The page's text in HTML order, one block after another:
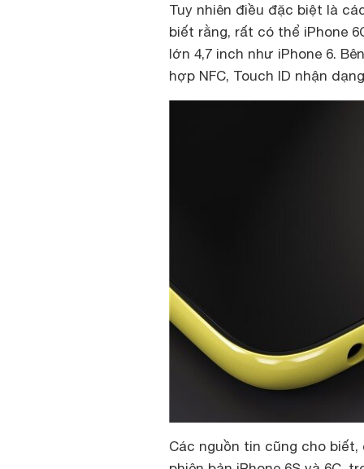
Tuy nhiên điều đặc biệt là
biết rằng, rất có thể iPhone
lớn 4,7 inch như iPhone 6.
hợp NFC, Touch ID nhận
Các nguồn tin cũng cho